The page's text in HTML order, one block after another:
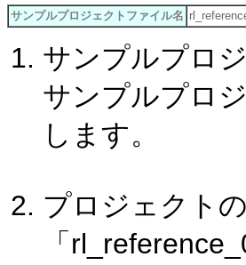
サンプルプロジェクトファイル名
サンプルプロ
サンプルプロ
します。
プロジェクト
「